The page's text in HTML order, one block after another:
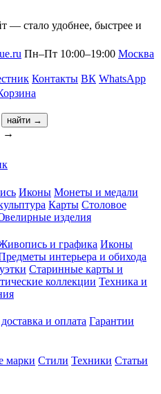
— стало удобнее, быстрее и
Пн–Пт 10:00–19:00 Москва
Контакты ВК WhatsApp
найти →
→
Иконы Монеты и медали
Карты Столовое
изделия
и графика Иконы
интерьера и обихода
Старинные карты и
коллекции Техника и
и оплата Гарантии
марки Стили Техники Статьи